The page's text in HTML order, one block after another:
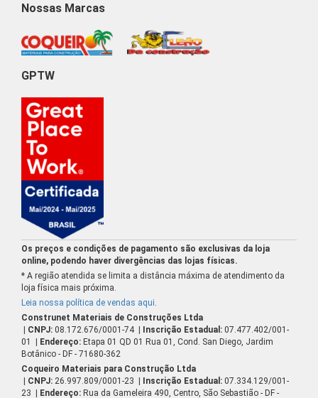
Nossas Marcas
GPTW
Os preços e condições de pagamento são exclusivas da loja
online, podendo haver divergências das lojas físicas.
* A região atendida se limita a distância máxima de atendimento da
loja física mais próxima.
Leia nossa política de vendas aqui
Construnet Materiais de Construções Ltda
| CNPJ: 08.172.676/0001-74 | Inscrição Estadual: 07.477.402/001-
01
| Endereço: Etapa 01 QD 01 Rua 01, Cond. San Diego, Jardim
Botânico - DF - 71680-362
Coqueiro Materiais para Construção Ltda
| CNPJ: 26.997.809/0001-23 | Inscrição Estadual: 07.334.129/001-
23 | Endereço: Rua da Gameleira 490, Centro, São Sebastião - DF -